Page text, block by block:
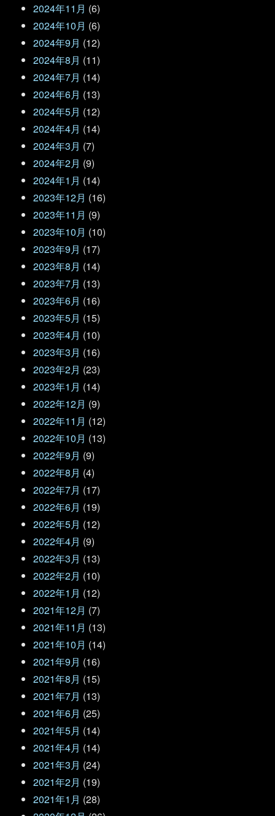
2024年11月 (6)
2024年10月 (6)
2024年9月 (12)
2024年8月 (11)
2024年7月 (14)
2024年6月 (13)
2024年5月 (12)
2024年4月 (14)
2024年3月 (7)
2024年2月 (9)
2024年1月 (14)
2023年12月 (16)
2023年11月 (9)
2023年10月 (10)
2023年9月 (17)
2023年8月 (14)
2023年7月 (13)
2023年6月 (16)
2023年5月 (15)
2023年4月 (10)
2023年3月 (16)
2023年2月 (23)
2023年1月 (14)
2022年12月 (9)
2022年11月 (12)
2022年10月 (13)
2022年9月 (9)
2022年8月 (4)
2022年7月 (17)
2022年6月 (19)
2022年5月 (12)
2022年4月 (9)
2022年3月 (13)
2022年2月 (10)
2022年1月 (12)
2021年12月 (7)
2021年11月 (13)
2021年10月 (14)
2021年9月 (16)
2021年8月 (15)
2021年7月 (13)
2021年6月 (25)
2021年5月 (14)
2021年4月 (14)
2021年3月 (24)
2021年2月 (19)
2021年1月 (28)